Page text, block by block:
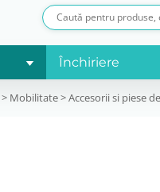
Închiriere
> Mobilitate>Accesorii si piese